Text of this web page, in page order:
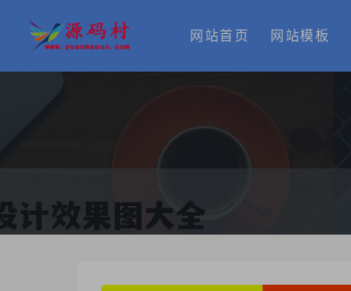
网站首页 网站模板